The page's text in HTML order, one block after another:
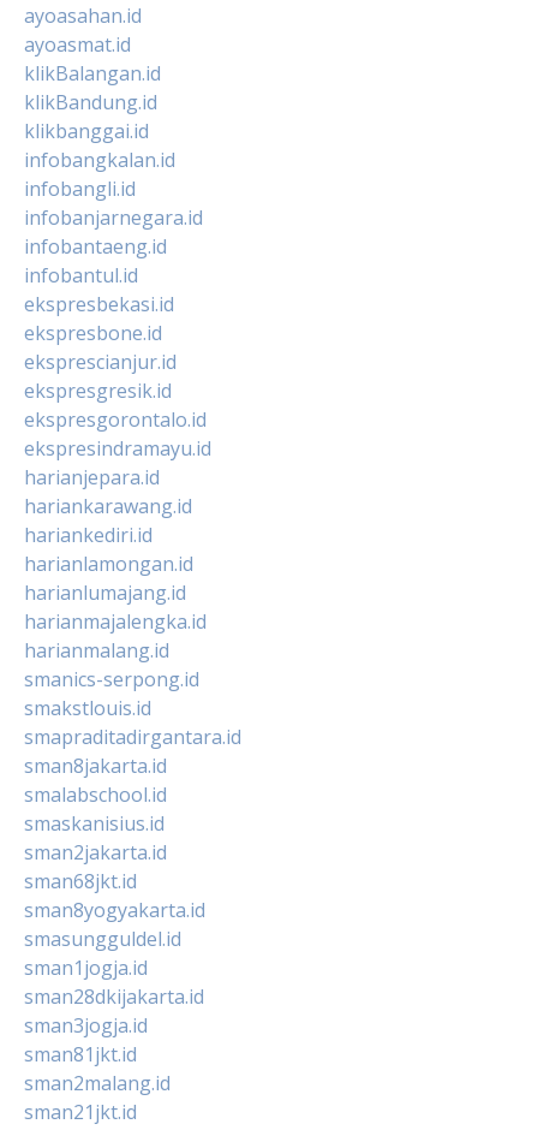
ayoasahan.id
ayoasmat.id
klikBalangan.id
klikBandung.id
klikbanggai.id
infobangkalan.id
infobangli.id
infobanjarnegara.id
infobantaeng.id
infobantul.id
ekspresbekasi.id
ekspresbone.id
eksprescianjur.id
ekspresgresik.id
ekspresgorontalo.id
ekspresindramayu.id
harianjepara.id
hariankarawang.id
hariankediri.id
harianlamongan.id
harianlumajang.id
harianmajalengka.id
harianmalang.id
smanics-serpong.id
smakstlouis.id
smapraditadirgantara.id
sman8jakarta.id
smalabschool.id
smaskanisius.id
sman2jakarta.id
sman68jkt.id
sman8yogyakarta.id
smasungguldel.id
sman1jogja.id
sman28dkijakarta.id
sman3jogja.id
sman81jkt.id
sman2malang.id
sman21jkt.id